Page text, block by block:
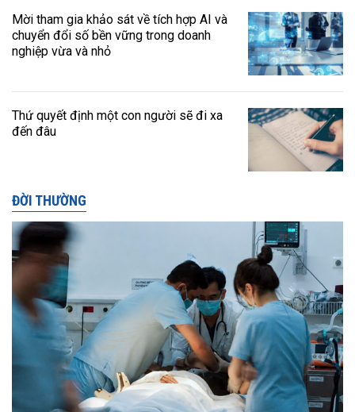
Mời tham gia khảo sát về tích hợp AI và
chuyển đổi số bền vững trong doanh
nghiệp vừa và nhỏ
Thứ quyết định một con người sẽ đi xa
đến đâu
ĐỜI THƯỜNG